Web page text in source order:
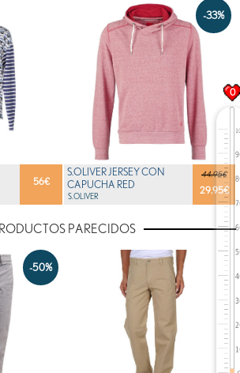
56€
-33%
44.95€
29.95€
S.OLIVER JERSEY CON
CAPUCHA RED
S.OLIVER
PARECIDOS
-50%
0